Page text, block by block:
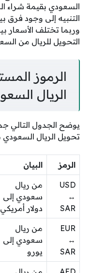
السعودي بقيمة شراء
التنبيه إلى وجود فرق
وربما تختلف الأسعار
التحويل للريال من
الرموز
الريال
يوضح الجدول التالي
تحويل الريال
الرمز البيان
USD
↔
SAR
من ريال
سعودي إلى
دولار أمريكي
EUR
↔
SAR
من ريال
سعودي إلى
يورو